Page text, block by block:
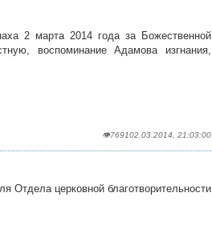
2 марта 2014 года за Божественной
воспоминание Адамова изгнания,
👁769102.03.2014, 21:03:00
Отдела церковной благотворительности